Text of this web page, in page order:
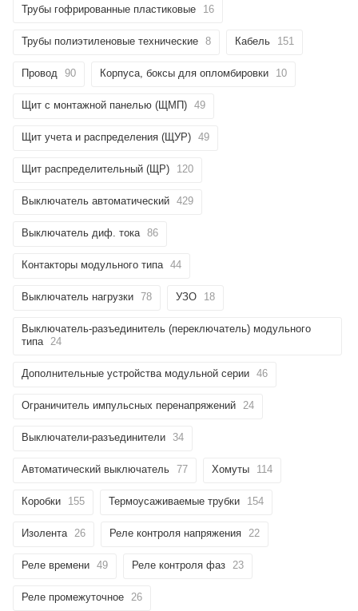
Трубы гофрированные пластиковые 16
Трубы полиэтиленовые технические 8 Кабель 151
Провод 90 Корпуса, боксы для опломбировки 10
Щит с монтажной панелью (ЩМП) 49
Щит учета и распределения (ЩУР) 49
Щит распределительный (ЩР) 120
Выключатель автоматический 429
Выключатель диф. тока 86
Контакторы модульного типа 44
Выключатель нагрузки 78 УЗО 18
Выключатель-разъединитель (переключатель) модульного
типа 24
Дополнительные устройства модульной серии 46
Ограничитель импульсных перенапряжений 24
Выключатели-разъединители 34
Автоматический выключатель 77 Хомуты 114
Коробки 155 Термоусаживаемые трубки 154
Изолента 26 Реле контроля напряжения 22
Реле времени 49 Реле контроля фаз 23
Реле промежуточное 26